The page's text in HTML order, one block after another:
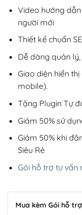
Video hướng
người mới
Thiết kế chuẩn
Dễ dàng quản lý,
Giao diện hiển
mobile).
Tặng Plugin Tự
Giảm 50% sử
Giảm 50% khi
Siêu Rẻ
Gói hỗ trợ tư vấn
Mua kèm Gói hỗ trợ